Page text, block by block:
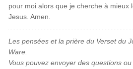
pour moi alors que je cherche à mieux
Jesus. Amen.
Les pensées et la prière du Verset du
Ware.
Vous pouvez envoyer des questions